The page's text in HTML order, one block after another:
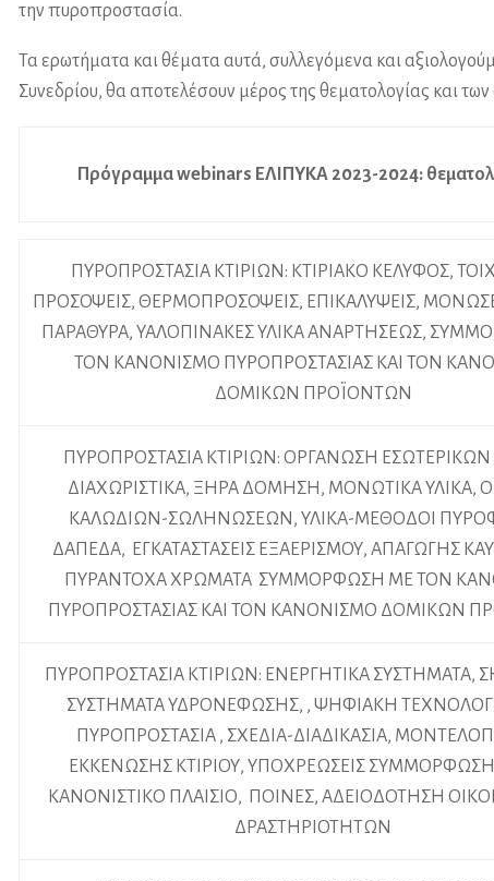
την πυροπροστασία.
Τα ερωτήματα και θέματα αυτά, συλλεγόμενα και
Συνεδρίου, θα αποτελέσουν μέρος της θεματολογίας και των
Πρόγραμμα webinars ΕΛΙΠΥΚΑ 2023-2024:
ΠΥΡΟΠΡΟΣΤΑΣΙΑ ΚΤΙΡΙΩΝ: ΚΤΙΡΙΑΚΟ ΚΕΛΥΦΟΣ,
ΠΡΟΣΟΨΕΙΣ, ΘΕΡΜΟΠΡΟΣΟΨΕΙΣ, ΕΠΙΚΑΛΥΨΕΙΣ,
ΠΑΡΑΘΥΡΑ, ΥΑΛΟΠΙΝΑΚΕΣ ΥΛΙΚΑ ΑΝΑΡΤΗΣΕΩΣ,
ΤΟΝ ΚΑΝΟΝΙΣΜΟ ΠΥΡΟΠΡΟΣΤΑΣΙΑΣ ΚΑΙ ΤΟΝ
ΔΟΜΙΚΩΝ ΠΡΟΪΟΝΤΩΝ
ΠΥΡΟΠΡΟΣΤΑΣΙΑ ΚΤΙΡΙΩΝ: ΟΡΓΑΝΩΣΗ
ΔΙΑΧΩΡΙΣΤΙΚΑ, ΞΗΡΑ ΔΟΜΗΣΗ, ΜΟΝΩΤΙΚΑ ΥΛΙΚΑ,
ΚΑΛΩΔΙΩΝ-ΣΩΛΗΝΩΣΕΩΝ, ΥΛΙΚΑ-ΜΕΘΟΔΟΙ
ΔΑΠΕΔΑ, ΕΓΚΑΤΑΣΤΑΣΕΙΣ ΕΞΑΕΡΙΣΜΟΥ, ΑΠΑΓΩΓΗΣ
ΠΥΡΑΝΤΟΧΑ ΧΡΩΜΑΤΑ ΣΥΜΜΟΡΦΩΣΗ ΜΕ ΤΟΝ
ΠΥΡΟΠΡΟΣΤΑΣΙΑΣ ΚΑΙ ΤΟΝ ΚΑΝΟΝΙΣΜΟ ΔΟΜΙΚΩΝ
ΠΥΡΟΠΡΟΣΤΑΣΙΑ ΚΤΙΡΙΩΝ: ΕΝΕΡΓΗΤΙΚΑ ΣΥΣΤΗΜΑΤΑ,
ΣΥΣΤΗΜΑΤΑ ΥΔΡΟΝΕΦΩΣΗΣ, , ΨΗΦΙΑΚΗ
ΠΥΡΟΠΡΟΣΤΑΣΙΑ , ΣΧΕΔΙΑ-ΔΙΑΔΙΚΑΣΙΑ,
ΕΚΚΕΝΩΣΗΣ ΚΤΙΡΙΟΥ, ΥΠΟΧΡΕΩΣΕΙΣ
ΚΑΝΟΝΙΣΤΙΚΟ ΠΛΑΙΣΙΟ, ΠΟΙΝΕΣ, ΑΔΕΙΟΔΟΤΗΣΗ
ΔΡΑΣΤΗΡΙΟΤΗΤΩΝ